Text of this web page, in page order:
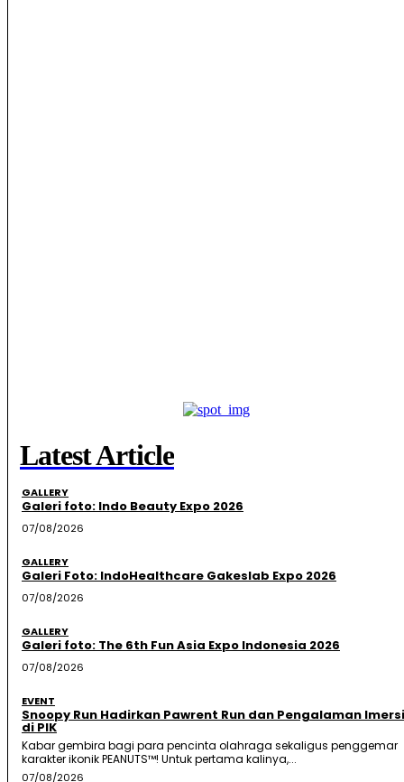
Latest Article
GALLERY
Galeri foto: Indo Beauty Expo 2026
07/08/2026
GALLERY
Galeri Foto: IndoHealthcare Gakeslab Expo 2026
07/08/2026
GALLERY
Galeri foto: The 6th Fun Asia Expo Indonesia 2026
07/08/2026
EVENT
Snoopy Run Hadirkan Pawrent Run dan Pengalaman
di PIK
Kabar gembira bagi para pencinta olahraga sekaligus penggemar
karakter ikonik PEANUTS™! Untuk pertama kalinya,...
07/08/2026